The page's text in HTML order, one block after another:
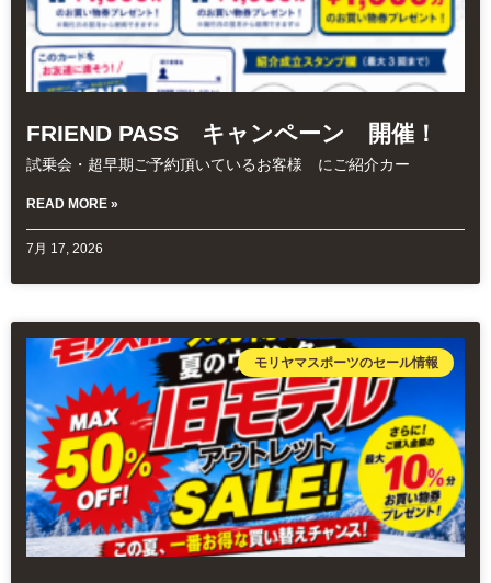
FRIEND PASS キャンペーン 開催！
試乗会・超早期ご予約頂いているお客様 にご紹介カー
READ MORE »
7月 17, 2026
モリヤマスポーツのセール情報